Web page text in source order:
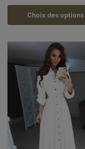
Choix des options